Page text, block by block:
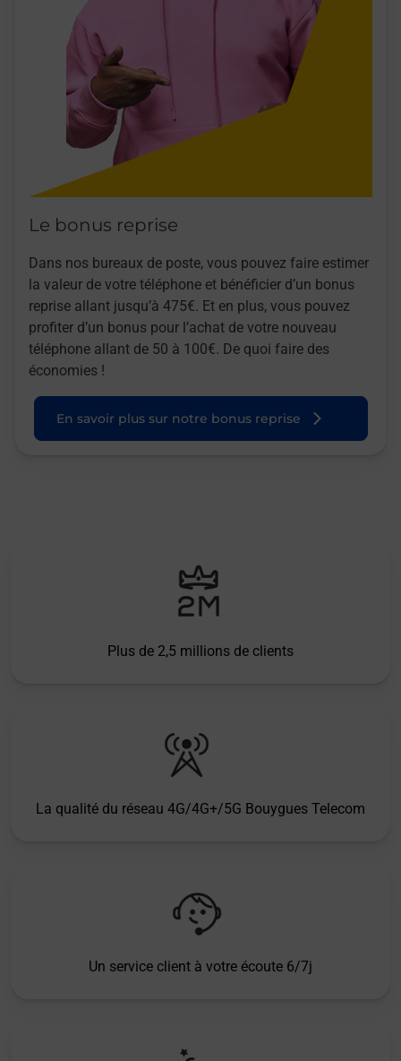
Le bonus reprise
Dans nos bureaux de poste, vous pouvez faire estimer
la valeur de votre téléphone et bénéficier d’un bonus
reprise allant jusqu’à 475€. Et en plus, vous pouvez
profiter d’un bonus pour l’achat de votre nouveau
téléphone allant de 50 à 100€. De quoi faire des
économies !
En savoir plus sur notre bonus reprise
Plus de 2,5 millions de clients
La qualité du réseau 4G/4G+/5G Bouygues Telecom
Un service client à votre écoute 6/7j